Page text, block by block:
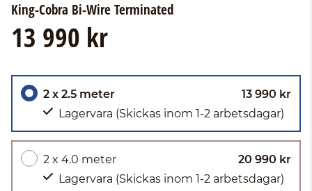
King-Cobra Bi-Wire Terminated
13 990 kr
2 x 2.5 meter
13 990 kr
Lagervara (Skickas inom 1-2 arbetsdagar)
2 x 4.0 meter
20 990 kr
Lagervara (Skickas inom 1-2 arbetsdagar)